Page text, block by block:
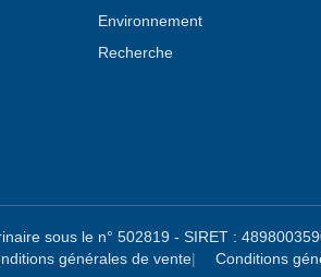
Environnement
Recherche
sous le n° 502819 - SIRET :
générales de vente Conditions